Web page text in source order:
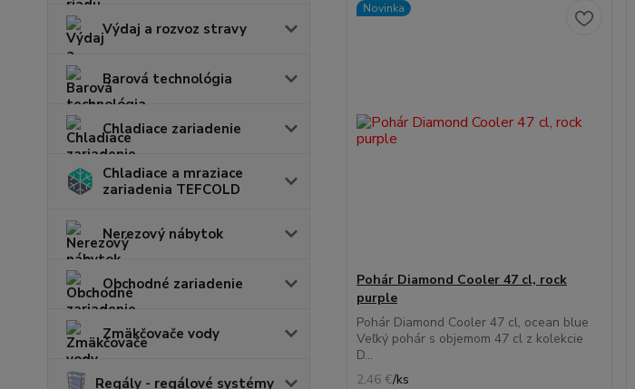
Výdaj a rozvoz stravy
Barová technológia
Chladiace zariadenie
Chladiace a mraziace
zariadenia TEFCOLD
Nerezový nábytok
Obchodné zariadenie
Zmäkčovače vody
Regály - regálové systémy
Novinka
Pohár Diamond Cooler 47 cl, rock
purple
Pohár Diamond Cooler 47 cl, ocean blue
Veľký pohár s objemom 47 cl z kolekcie
D...
2,46 €/ks